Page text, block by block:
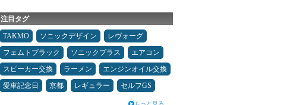
注目タグ
TAKMO ソニックデザイン
レヴォーグ
フェムトブラック
ソニックプラス
エアコン
スピーカー交換
ラーメン
エンジンオイル交換
愛車記念日
京都 レギュラー セルフGS